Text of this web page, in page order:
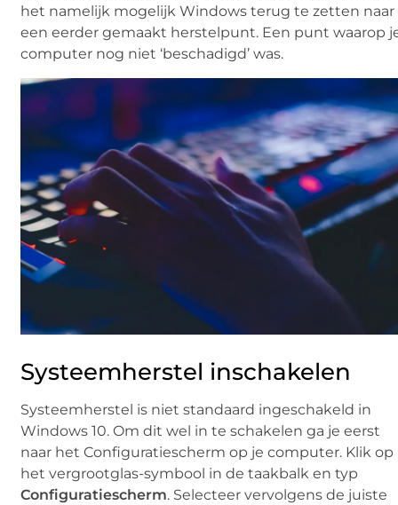
het namelijk mogelijk Windows terug te zetten naar
een eerder gemaakt herstelpunt. Een punt waarop
computer nog niet ‘beschadigd’ was.
Systeemherstel inschakelen
Systeemherstel is niet standaard ingeschakeld in
Windows 10. Om dit wel in te schakelen ga je eerst
naar het Configuratiescherm op je computer. Klik op
het vergrootglas-symbool in de taakbalk en typ
Configuratiescherm. Selecteer vervolgens de juiste